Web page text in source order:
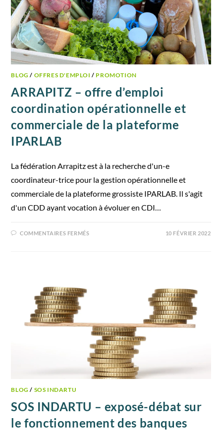
BLOG / OFFRES D'EMPLOI / PROMOTION
ARRAPITZ – offre d’emploi
coordination opérationnelle et
commerciale de la plateforme
IPARLAB
La fédération Arrapitz est à la recherche d'un-e
coordinateur-trice pour la gestion opérationnelle et
commerciale de la plateforme grossiste IPARLAB. Il s'agit
d'un CDD ayant vocation à évoluer en CDI…
COMMENTAIRES FERMÉS 10 FÉVRIER 2022
BLOG / SOS INDARTU
SOS INDARTU – exposé-débat sur
le fonctionnement des banques